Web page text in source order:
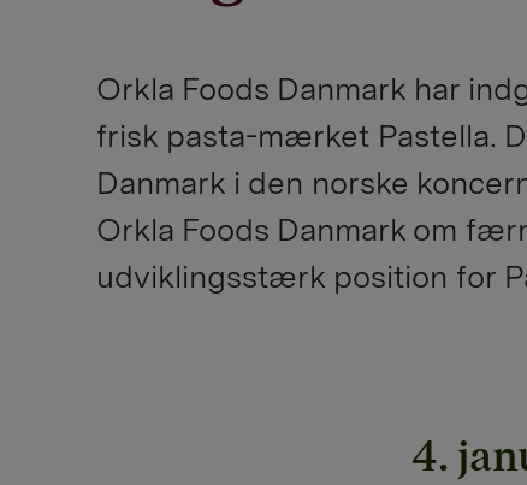
Orkla Foods Danmark har
frisk pasta-mærket Pastella.
Danmark i den norske
Orkla Foods Danmark om
udviklingsstærk position for
4.